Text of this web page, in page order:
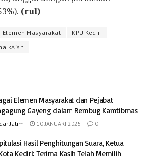
(rul)
Elemen Masyarakat
KPU Kediri
kAish
Elemen Masyarakat dan Pejabat
Gayeng dalam Rembug Kamtibmas
Jatim 10 JANUARI 2025 0
Hasil Penghitungan Suara, Ketua
Kediri: Terima Kasih Telah Memilih